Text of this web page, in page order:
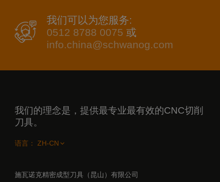
我们可以为您服务:
0512 8788 0075 或
info.china@schwanog.com
我们的理念是，提供最专业最有效的CNC切削
刀具。
语言：
施瓦诺克精密成型刀具（昆山）有限公司